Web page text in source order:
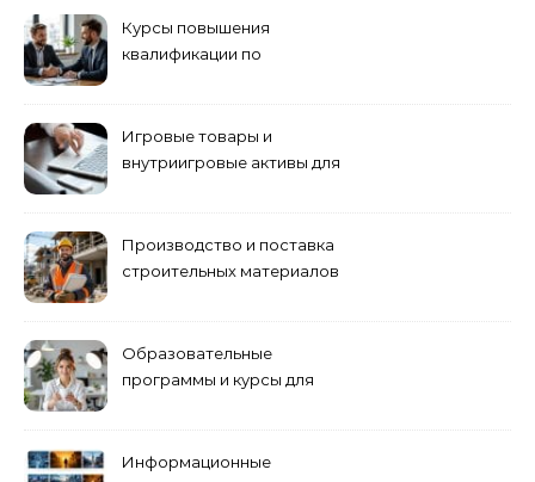
Курсы повышения
квалификации по
Игровые товары и
внутриигровые активы для
приобретения
Производство и поставка
строительных материалов
Образовательные
программы и курсы для
Информационные